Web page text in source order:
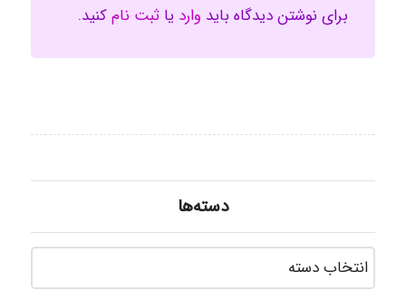
برای نوشتن دیدگاه باید وارد یا ثبت نامکنید.
دسته‌ها